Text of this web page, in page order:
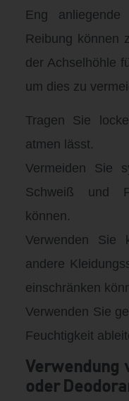
Eng
Reibung können
der Achselhöhle
um dies zu
Tragen Sie
atmen lässt.
Vermeiden Sie
Schweiß und
können.
Verwenden Sie
andere
einschränken
Verwenden Sie
Feuchtigkeit
Verwendung
oder